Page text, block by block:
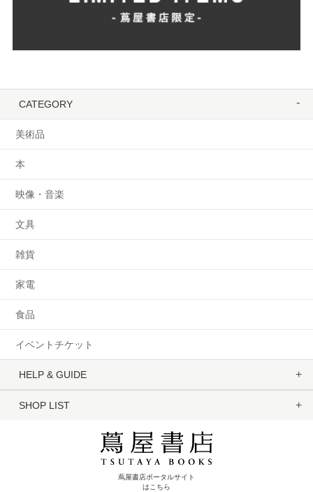
CATEGORY
美術品
本
映像・音楽
文具
雑貨
家電
食品
イベントチケット
HELP & GUIDE
SHOP LIST
蔦屋書店ポータルサイト
はこちら